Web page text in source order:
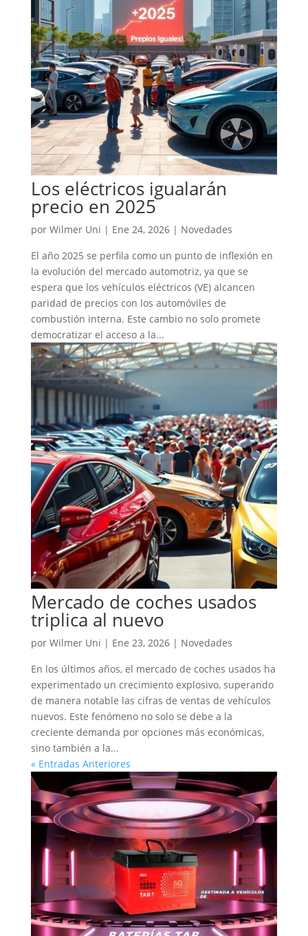
Los eléctricos igualarán
precio en 2025
por Wilmer Uni | Ene 24, 2026| Novedades
El año 2025 se perfila como un punto de inflexión en
la evolución del mercado automotriz, ya que se
espera que los vehículos eléctricos (VE) alcancen
paridad de precios con los automóviles de
combustión interna. Este cambio no solo promete
democratizar el acceso a la...
Mercado de coches usados
triplica al nuevo
por Wilmer Uni | Ene 23, 2026| Novedades
En los últimos años, el mercado de coches usados ha
experimentado un crecimiento explosivo, superando
de manera notable las cifras de ventas de vehículos
nuevos. Este fenómeno no solo se debe a la
creciente demanda por opciones más económicas,
sino también a la...
« Entradas Anteriores